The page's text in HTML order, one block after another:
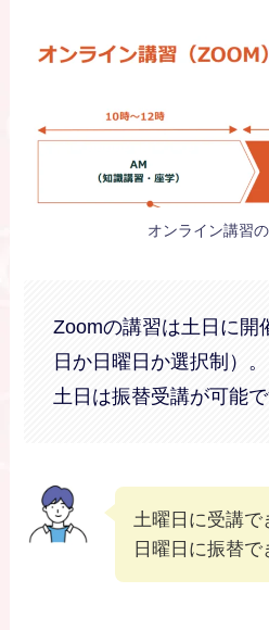
オンライン講習
Zoomの講習は土日に開
日か日曜日か選択制）。
土日は振替受講が可能で
土曜日に受講で
日曜日に振替で